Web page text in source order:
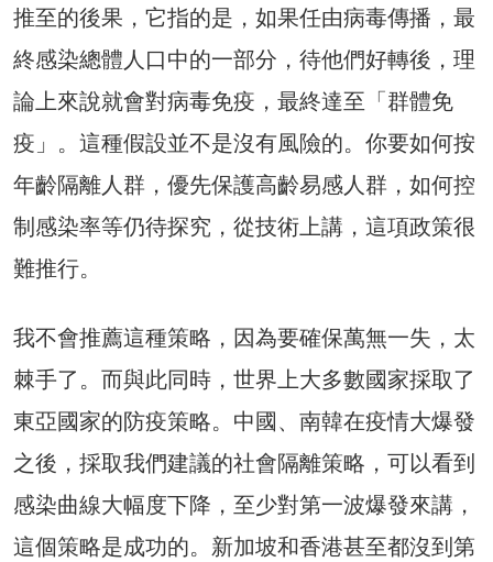
推至的後果，它指的是，如果任由病毒傳播，最
終感染總體人口中的一部分，待他們好轉後，理
論上來說就會對病毒免疫，最終達至「群體免
疫」。這種假設並不是沒有風險的。你要如何按
年齡隔離人群，優先保護高齡易感人群，如何控
制感染率等仍待探究，從技術上講，這項政策很
難推行。
我不會推薦這種策略，因為要確保萬無一失，太
棘手了。而與此同時，世界上大多數國家採取了
東亞國家的防疫策略。中國、南韓在疫情大爆發
之後，採取我們建議的社會隔離策略，可以看到
感染曲線大幅度下降，至少對第一波爆發來講，
這個策略是成功的。新加坡和香港甚至都沒到第